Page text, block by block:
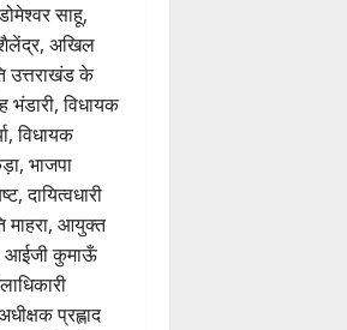
साहू,
शैलेंद्र, अखिल
उत्तराखंड के
भंडारी, विधायक
विधायक
भाजपा
दायित्वधारी
माहरा, आयुक्त
आईजी कुमाऊँ
प्रह्लाद